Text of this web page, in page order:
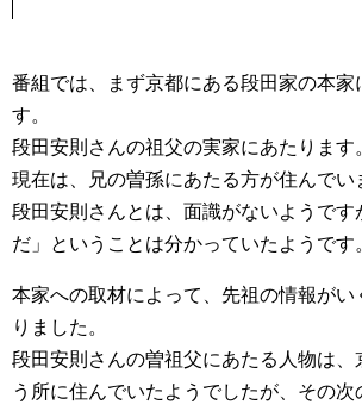
番組では、まず京都にある段田家の本家
す。
段田安則さんの祖父の実家にあたります
現在は、兄の曽孫にあたる方が住んでい
段田安則さんとは、面識がないようです
だ」ということは分かっていたようです
本家への取材によって、先祖の情報がい
りました。
段田安則さんの曽祖父にあたる人物は、
う所に住んでいたようでしたが、その次